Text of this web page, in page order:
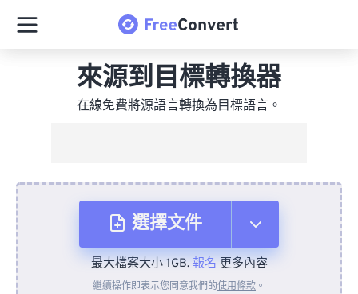
來源到目標轉換器
在線免費將源語言轉換為目標語言。
選擇文件
來自裝置
最大檔案大小 1GB.報名更多內容
繼續操作即表示您同意我們的使用條款 。